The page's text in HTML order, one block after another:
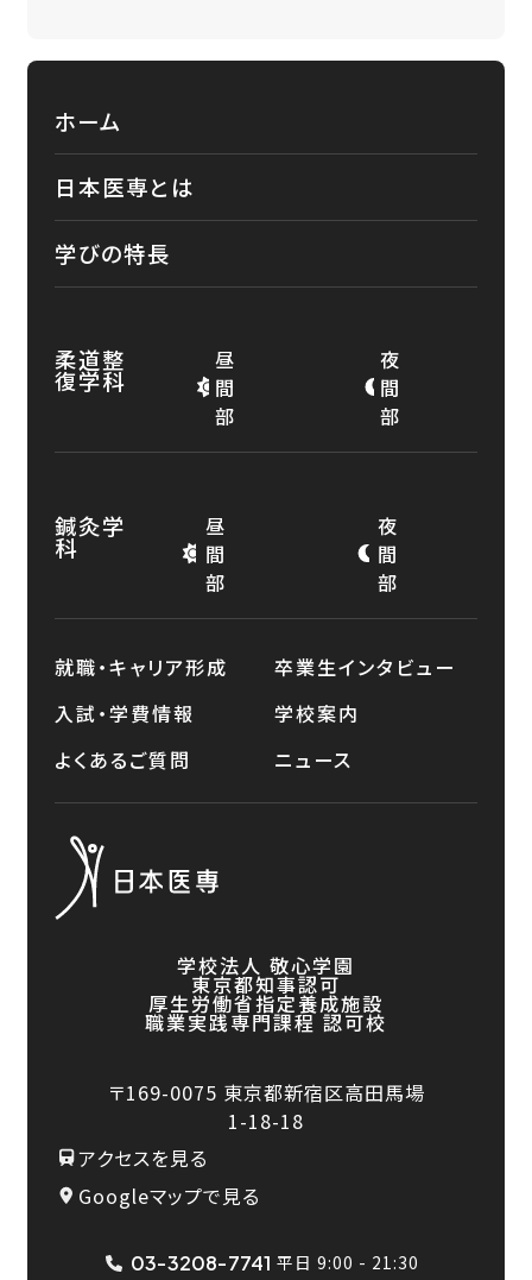
学校法人 敬心学園
東京都知事認可
厚生労働省指定養成施設
職業実践専門課程 認可校
〒169-0075 東京都新宿区高田馬場
1-18-18
アクセスを見る
Googleマップで見る
03-3208-7741 平日 9:00 - 21:30
ホーム
日本医専とは
学びの特長
柔道整
復学科
昼
間
部
夜
間
部
鍼灸学
科
昼
間
部
夜
間
部
就職・キャリア形成
卒業生インタビュー
入試・学費情報
学校案内
よくあるご質問
ニュース